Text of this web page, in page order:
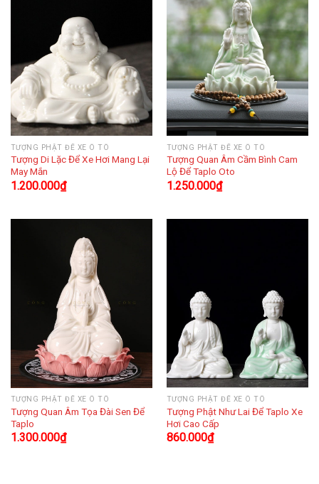
TƯỢNG PHẬT ĐỂ XE Ô TÔ
Tượng Di Lặc Để Xe Hơi Mang Lại
May Mắn
1.200.000₫
TƯỢNG PHẬT ĐỂ XE Ô TÔ
Tượng Quan Âm Cầm Bình Cam
Lộ Để Taplo Oto
1.250.000₫
TƯỢNG PHẬT ĐỂ XE Ô TÔ
Tượng Quan Âm Tọa Đài Sen Để
Taplo
1.300.000₫
TƯỢNG PHẬT ĐỂ XE Ô TÔ
Tượng Phật Như Lai Để Taplo Xe
Hơi Cao Cấp
860.000₫